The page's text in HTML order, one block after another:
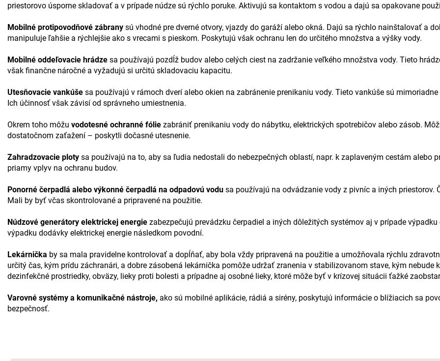
priestorovo úsporne skladovať a v prípade núdze sú rýchlo poruke. Aktivujú sa kontaktom s vodou a dajú sa opakovane
Mobilné protipovodňové zábrany sú vhodné pre dverné otvory, vjazdy do garáží alebo okná. Dajú sa rýchlo nainštalovať a
manipuluje ľahšie a rýchlejšie ako s vrecami s pieskom. Poskytujú však ochranu len do určitého množstva a výšky vody.
Mobilné oddeľovacie hrádze sa používajú pozdĺž budov alebo celých ciest na zadržanie veľkého množstva vody. Tieto
však finančne náročné a vyžadujú si určitú skladovaciu kapacitu.
Utesňovacie vankúše sa používajú v rámoch dverí alebo okien na zabránenie prenikaniu vody. Tieto vankúše sú
Ich účinnosť však závisí od správneho umiestnenia.
Okrem toho môžu vodotesné ochranné fólie zabrániť prenikaniu vody do nábytku, elektrických spotrebičov alebo zásob.
dostatočnom zaťažení – poskytli dočasné utesnenie.
Zahradzovacie ploty sa používajú na to, aby sa ľudia nedostali do nebezpečných oblastí, napr. k zaplaveným cestám alebo
priamy vplyv na ochranu budov.
Ponorné čerpadlá alebo výkonné čerpadlá na odpadovú vodu sa používajú na odvádzanie vody z pivníc a iných priestorov.
Mali by byť včas skontrolované a pripravené na použitie.
Núdzové generátory elektrickej energie zabezpečujú prevádzku čerpadiel a iných dôležitých systémov aj v prípade
výpadku dodávky elektrickej energie následkom povodní.
Lekárnička by sa mala pravidelne kontrolovať a dopĺňať, aby bola vždy pripravená na použitie a umožňovala rýchlu
určitý čas, kým prídu záchranári, a dobre zásobená lekárnička pomôže udržať zranenia v stabilizovanom stave, kým
dezinfekčné prostriedky, obväzy, lieky proti bolesti a prípadne aj osobné lieky, ktoré môže byť v krízovej situácii ťažké
Varovné systémy a komunikačné nástroje, ako sú mobilné aplikácie, rádiá a sirény, poskytujú informácie o blížiacich sa
bezpečnosť.